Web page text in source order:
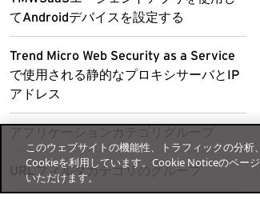
定する
TMWSaaSクラウドプロキシ用の
CA証明書のクロス署名
TMWSaaSオンプレミス用のCA
証明書のクロス署名
TMWSaaSオンプレミスに会社の
CA証明書を使用する
デジタル証明書について
証明書の例外を設定する
HTTPSトンネル
を設定する
カスタマイズされたURLカテゴリ
の一致モード
クラウドサービスについて
クラウドサービスフィルタを設定
する
IPアドレスグループ
IPアドレスグループを設定する
クラウドアプリケーションアクセス
セット
クラウドサービスレピュテーショ
ンサービスについて
クラウドアプリケーションアクセ
スセットを設定する
対象ドメイングループ
対象ドメイングループの設定
適用エージェントの配信
個々のコンピュータへの適用エ
ージェントの配信
GPOを使用した適用エージェン
トの配信
Apple Remote Desktopを使用
した適用エージェントの配信
適用エージェントのインストール
の完了
Windowsでの適用エージェントの
ログオンとログアウト
適用エージェントのアップグレー
ド
TMWSaaSエージェントアプリを
Microsoft Intuneに追加する
アプリ構成ポリシーを追加する
構成プロファイルを追加して
TMWSaaS VPNを配信する
構成プロファイルを追加して
TMWSaaS証明書を配信する
TMWSaaSエージェントアプリを
Androidに配信する
TMWSaaSエージェントアプリを
Microsoft Intuneに追加する
TMWSaaSエージェントアプリの
プロパティを設定する
アプリ構成ポリシーを追加する
AD FSサーバのポート設定
AD FSサーバ設定
AD FSの自動設定
AD FS認証のテスト
AD FSにおけるTMWSaaS証明書の
置き換え
同期エージェントの設定
認証エージェントの設定
認証エージェントのポート設定
エージェント認証のテスト
直接認証
直接認証の図
Microsoft Entra ID認証
Microsoft Entra IDにTMWSを追加
する
Microsoft Entra IDでTMWS設定を
構成する
TMWSで、Microsoft Entra ID設定
Okta認証
OktaでTMWSaaS SSOを設定する
TMWSaaSでOktaの設定を行って
ドメインを追加する
Google認証
GoogleにTMWSaaSを追加する
Googleで同期の設定を行う
ホストされているユーザアカウント
をインポートする
ゲストユーザアカウントを設定する
管理者アラート
管理者アラートを設定する
オンプレミスゲートウェイを実装する
ICAPモードについて
オンプレミスゲートウェイを設定する
ネットワークを設定する
時間を設定する
システムを設定する
カスタム保護を設定する
ファイルレピュテーションについて
Webレピュテーションについて
最新版ダウンロード
脅威解析・サポートセンター
TrendLabs (トレンドラボ)
てAndroidデバイスを設定する
Trend Micro Web Security as a Service
で使用される静的なプロキシサーバとIP
アドレス
アプリケーションカテゴリグループ
URLフィルタカテゴリのグループ
このウェブサイトの機能性、トラフィックの分
Cookieを利用しています。Cookie Noticeのペー
いただけます。